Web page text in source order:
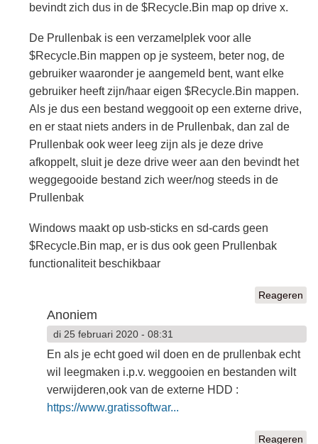
bevindt zich dus in de $Recycle.Bin map op drive x.
De Prullenbak is een verzamelplek voor alle
$Recycle.Bin mappen op je systeem, beter nog, de
gebruiker waaronder je aangemeld bent, want elke
gebruiker heeft zijn/haar eigen $Recycle.Bin mappen.
Als je dus een bestand weggooit op een externe drive,
en er staat niets anders in de Prullenbak, dan zal de
Prullenbak ook weer leeg zijn als je deze drive
afkoppelt, sluit je deze drive weer aan den bevindt het
weggegooide bestand zich weer/nog steeds in de
Prullenbak
Windows maakt op usb-sticks en sd-cards geen
$Recycle.Bin map, er is dus ook geen Prullenbak
functionaliteit beschikbaar
Reageren
Anoniem
di 25 februari 2020 - 08:31
En als je echt goed wil doen en de prullenbak echt
wil leegmaken i.p.v. weggooien en bestanden wilt
verwijderen,ook van de externe HDD :
https://www.gratissoftwar...
Reageren